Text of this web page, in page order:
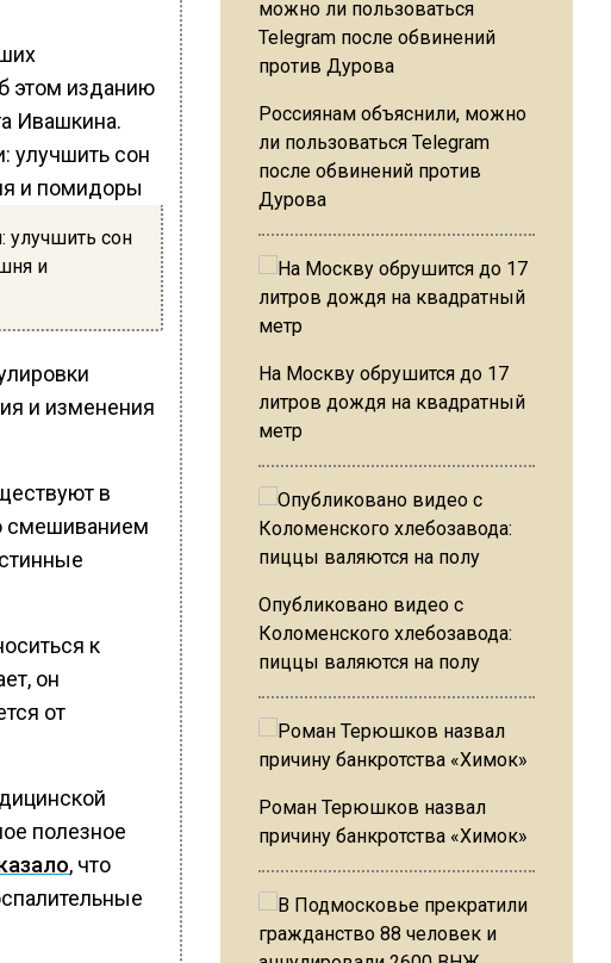
этом изданию
Ивашкина.
улучшить сон
и
и изменения
в
смешиванием
к
он
от
полезное
, что
Россиянам объяснили, можно
ли пользоваться Telegram
после обвинений против
Дурова
На Москву обрушится до 17
литров дождя на квадратный
метр
Опубликовано видео с
Коломенского хлебозавода:
пиццы валяются на полу
Роман Терюшков назвал
причину банкротства «Химок»